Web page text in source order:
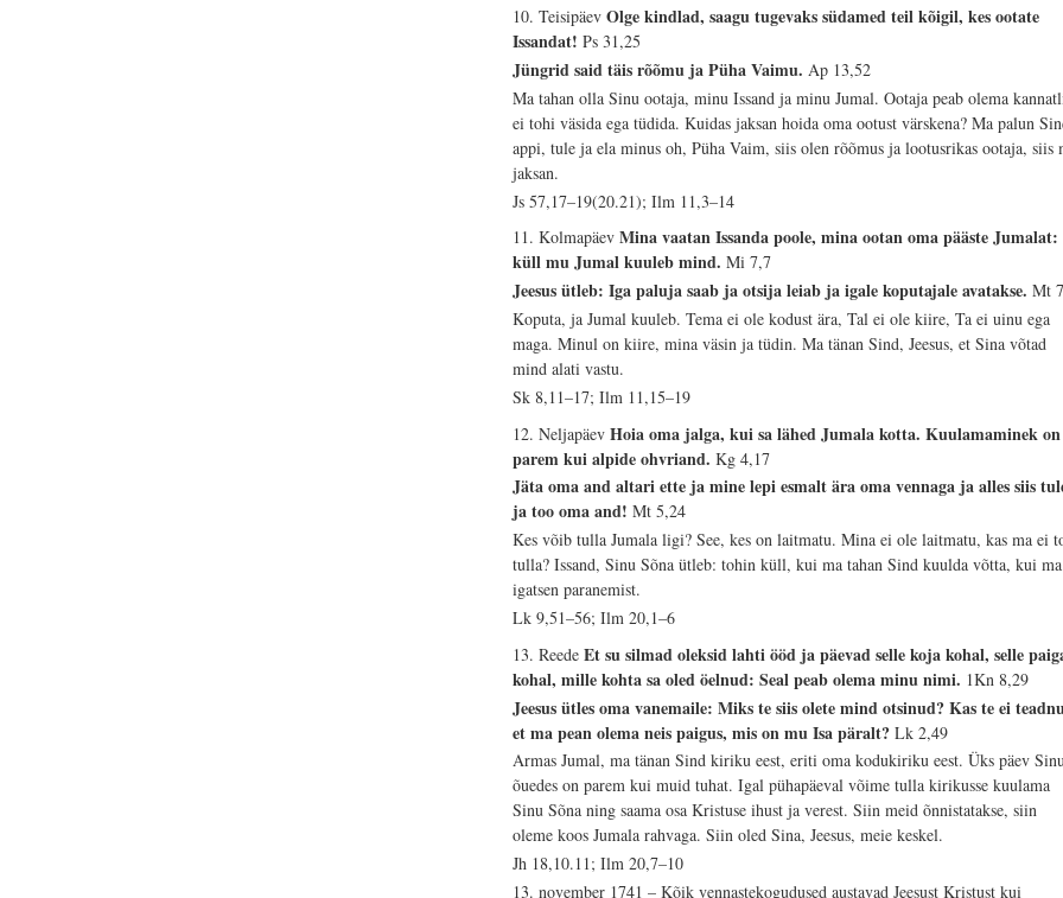
10. TeisipäevOlge kindlad, saagu tugevaks südamed teil kõigil, kes ootate
Issandat!Ps 31,25
Jüngrid said täis rõõmu ja Püha Vaimu.Ap 13,52
Ma tahan olla Sinu ootaja, minu Issand ja minu Jumal. Ootaja peab olema
ei tohi väsida ega tüdida. Kuidas jaksan hoida oma ootust värskena? Ma palun
appi, tule ja ela minus oh, Püha Vaim, siis olen rõõmus ja lootusrikas ootaja, siis
jaksan.
Js 57,17–19(20.21); Ilm 11,3–14
11. KolmapäevMina vaatan Issanda poole, mina ootan oma pääste Jumalat:
küll mu Jumal kuuleb mind.Mi 7,7
Jeesus ütleb: Iga paluja saab ja otsija leiab ja igale koputajale avatakse.Mt
Koputa, ja Jumal kuuleb. Tema ei ole kodust ära, Tal ei ole kiire, Ta ei uinu ega
maga. Minul on kiire, mina väsin ja tüdin. Ma tänan Sind, Jeesus, et Sina võtad
mind alati vastu.
Sk 8,11–17; Ilm 11,15–19
12. NeljapäevHoia oma jalga, kui sa lähed Jumala kotta. Kuulamaminek on
parem kui alpide ohvriand.Kg 4,17
Jäta oma and altari ette ja mine lepi esmalt ära oma vennaga ja alles siis
ja too oma and!Mt 5,24
Kes võib tulla Jumala ligi? See, kes on laitmatu. Mina ei ole laitmatu, kas ma ei
tulla? Issand, Sinu Sõna ütleb: tohin küll, kui ma tahan Sind kuulda võtta, kui ma
igatsen paranemist.
Lk 9,51–56; Ilm 20,1–6
13. ReedeEt su silmad oleksid lahti ööd ja päevad selle koja kohal, selle
kohal, mille kohta sa oled öelnud: Seal peab olema minu nimi. 1Kn 8,29
Jeesus ütles oma vanemaile: Miks te siis olete mind otsinud? Kas te ei
et ma pean olema neis paigus, mis on mu Isa päralt?Lk 2,49
Armas Jumal, ma tänan Sind kiriku eest, eriti oma kodukiriku eest. Üks päev
õuedes on parem kui muid tuhat. Igal pühapäeval võime tulla kirikusse kuulama
Sinu Sõna ning saama osa Kristuse ihust ja verest. Siin meid õnnistatakse, siin
oleme koos Jumala rahvaga. Siin oled Sina, Jeesus, meie keskel.
Jh 18,10.11; Ilm 20,7–10
13. november 1741 – Kõik vennastekogudused austavad Jeesust Kristust kui